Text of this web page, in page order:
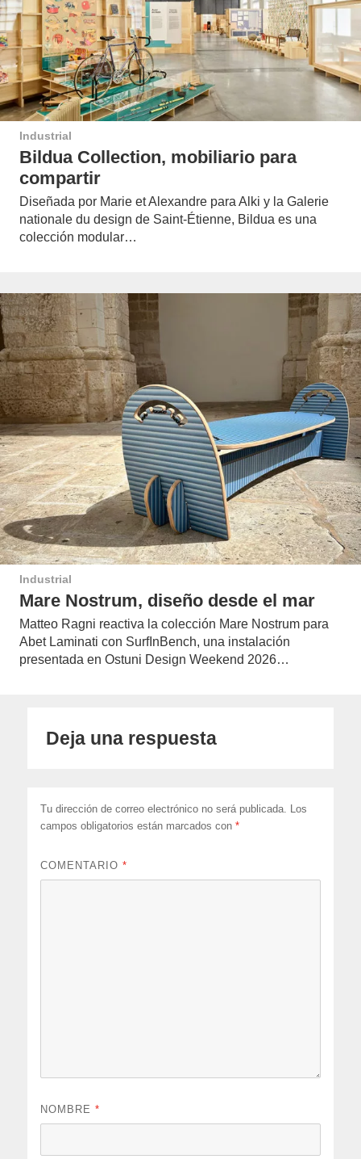
Industrial
Bildua Collection, mobiliario para
compartir
Diseñada por Marie et Alexandre para Alki y la Galerie
nationale du design de Saint-Étienne, Bildua es una
colección modular…
Industrial
Mare Nostrum, diseño desde el mar
Matteo Ragni reactiva la colección Mare Nostrum para
Abet Laminati con SurfInBench, una instalación
presentada en Ostuni Design Weekend 2026…
Deja una respuesta
Tu dirección de correo electrónico no será publicada.
Los
campos obligatorios están marcados con*
COMENTARIO*
NOMBRE*